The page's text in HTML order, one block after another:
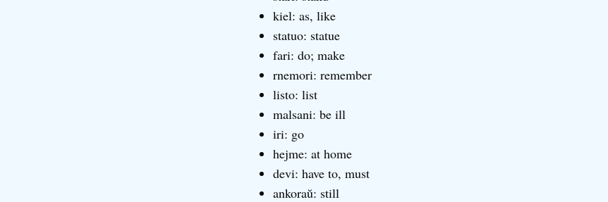
kiel: as, like
statuo: statue
fari: do; make
rnemori: remember
listo: list
malsani: be ill
iri: go
hejme: at home
devi: have to, must
ankoraŭ: still